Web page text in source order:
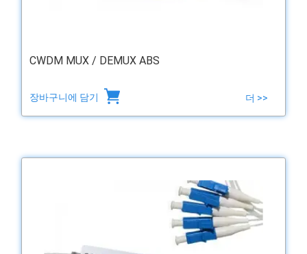
CWDM MUX / DEMUX ABS
장바구니에 담기 더 >>